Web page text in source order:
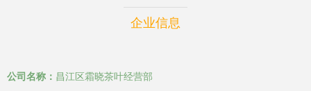
企业信息
公司名称： 昌江区霜晓茶叶经营部